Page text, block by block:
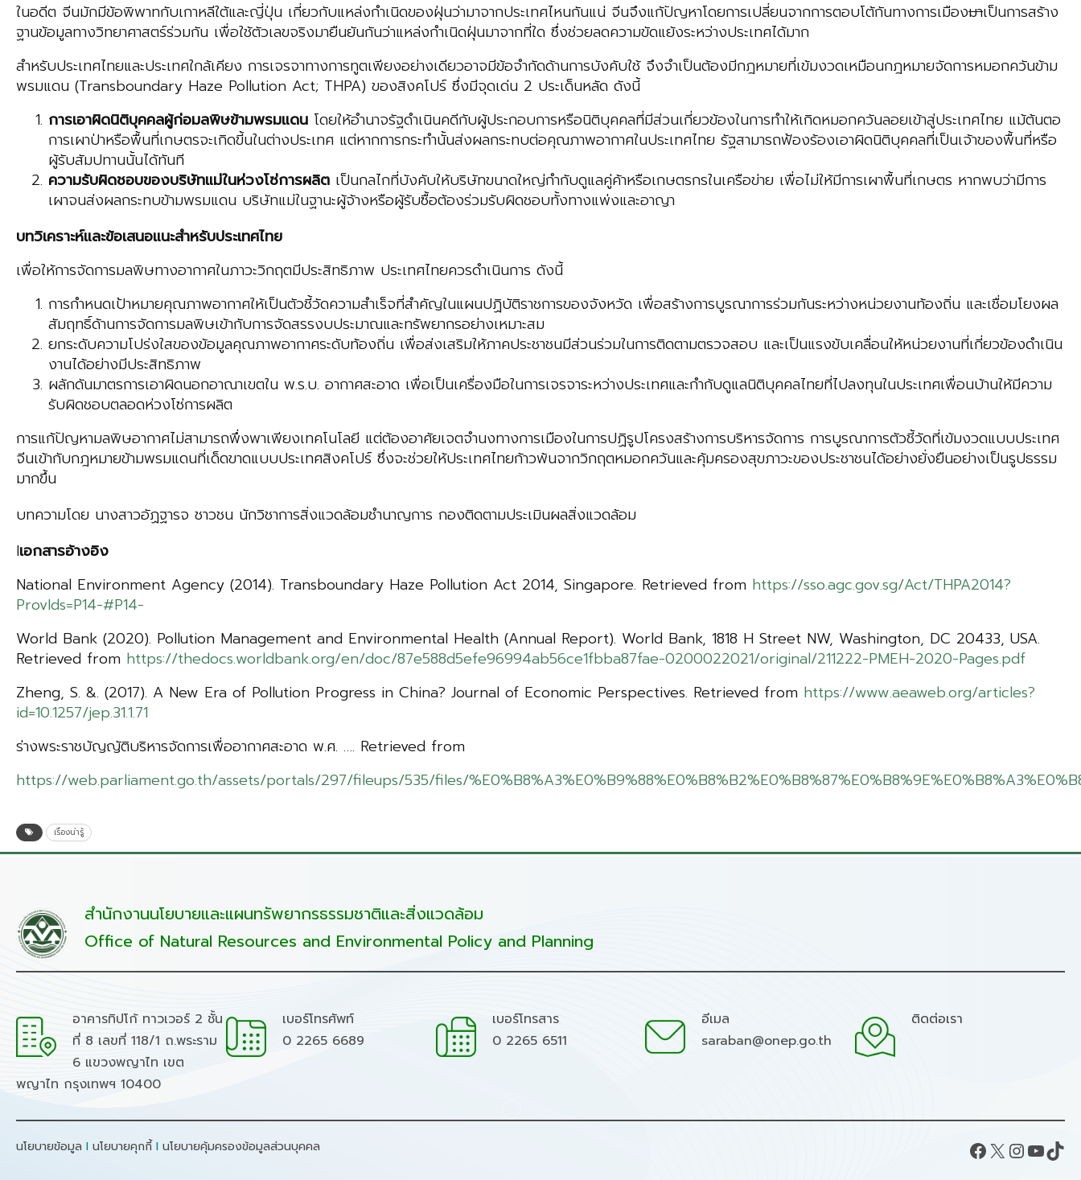
ในอดีต จีนมักมีข้อพิพาทกับเกาหลีใต้และญี่ปุ่น เกี่ยวกับแหล่งกำเนิดของฝุ่นว่ามาจากประเทศไหนกันแน่ จีนจึงแก้ปัญหาโดยการเปลี่ยนจากการตอบโต้กันทางการเมืองมาเป็นการสร้าง
ฐานข้อมูลทางวิทยาศาสตร์ร่วมกัน เพื่อใช้ตัวเลขจริงมายืนยันกันว่าแหล่งกำเนิดฝุ่นมาจากที่ใด ซึ่งช่วยลดความขัดแย้งระหว่างประเทศได้มาก
สำหรับประเทศไทยและประเทศใกล้เคียง การเจรจาทางการทูตเพียงอย่างเดียวอาจมีข้อจำกัดด้านการบังคับใช้ จึงจำเป็นต้องมีกฎหมายที่เข้มงวดเหมือนกฎหมายจัดการหมอกควันข้าม
พรมแดน (Transboundary Haze Pollution Act; THPA) ของสิงคโปร์ ซึ่งมีจุดเด่น 2 ประเด็นหลัด ดังนี้
การเอาผิดนิติบุคคลผู้ก่อมลพิษข้ามพรมแดน โดยให้อำนาจรัฐดำเนินคดีกับผู้ประกอบการหรือนิติบุคคลที่มีส่วนเกี่ยวข้องในการทำให้เกิดหมอกควันลอยเข้าสู่ประเทศไทย แม้ต้นตอ
การเผาป่าหรือพื้นที่เกษตรจะเกิดขี้นในต่างประเทศ แต่หากการกระทำนั้นส่งผลกระทบต่อคุณภาพอากาศในประเทศไทย รัฐสามารถฟ้องร้องเอาผิดนิติบุคคลที่เป็นเจ้าของพื้นที่หรือ
ผู้รับสัมปทานนั้นได้ทันที
ความรับผิดชอบของบริษัทแม่ในห่วงโซ่การผลิต เป็นกลไกที่บังคับให้บริษัทขนาดใหญ่กำกับดูแลคู่ค้าหรือเกษตรกรในเครือข่าย เพื่อไม่ให้มีการเผาพื้นที่เกษตร หากพบว่ามีการ
เผาจนส่งผลกระทบข้ามพรมแดน บริษัทแม่ในฐานะผู้จ้างหรือผู้รับซื้อต้องร่วมรับผิดชอบทั้งทางแพ่งและอาญา
บทวิเคราะห์และข้อเสนอแนะสำหรับประเทศไทย
เพื่อให้การจัดการมลพิษทางอากาศในภาวะวิกฤตมีประสิทธิภาพ ประเทศไทยควรดำเนินการ ดังนี้
การกำหนดเป้าหมายคุณภาพอากาศให้เป็นตัวชี้วัดความสำเร็จที่สำคัญในแผนปฏิบัติราชการของจังหวัด เพื่อสร้างการบูรณาการร่วมกันระหว่างหน่วยงานท้องถิ่น และเชื่อมโยงผล
สัมฤทธิ์ด้านการจัดการมลพิษเข้ากับการจัดสรรงบประมาณและทรัพยากรอย่างเหมาะสม
ยกระดับความโปร่งใสของข้อมูลคุณภาพอากาศระดับท้องถิ่น เพื่อส่งเสริมให้ภาคประชาชนมีส่วนร่วมในการติดตามตรวจสอบ และเป็นแรงขับเคลื่อนให้หน่วยงานที่เกี่ยวข้องดำเนิน
งานได้อย่างมีประสิทธิภาพ
ผลักดันมาตรการเอาผิดนอกอาณาเขตใน พ.ร.บ. อากาศสะอาด เพื่อเป็นเครื่องมือในการเจรจาระหว่างประเทศและกำกับดูแลนิติบุคคลไทยที่ไปลงทุนในประเทศเพื่อนบ้านให้มีความ
รับผิดชอบตลอดห่วงโซ่การผลิต
การแก้ปัญหามลพิษอากาศไม่สามารถพึ่งพาเพียงเทคโนโลยี แต่ต้องอาศัยเจตจำนงทางการเมืองในการปฏิรูปโครงสร้างการบริหารจัดการ การบูรณาการตัวชี้วัดที่เข้มงวดแบบประเทศ
จีนเข้ากับกฎหมายข้ามพรมแดนที่เด็ดขาดแบบประเทศสิงคโปร์ ซึ่งจะช่วยให้ประเทศไทยก้าวพ้นจากวิกฤตหมอกควันและคุ้มครองสุขภาวะของประชาชนได้อย่างยั่งยืนอย่างเป็นรูปธรรม
มากขึ้น
บทความโดย นางสาวอัฏฐารจ ชาวชน นักวิชาการสิ่งแวดล้อมชำนาญการ กองติดตามประเมินผลสิ่งแวดล้อม
Iเอกสารอ้างอิง
National Environment Agency (2014). Transboundary Haze Pollution Act 2014, Singapore. Retrieved from https://sso.agc.gov.sg/Act/THPA2014?
ProvIds=P14-#P14-
World Bank (2020). Pollution Management and Environmental Health (Annual Report). World Bank, 1818 H Street NW, Washington, DC 20433, USA.
Retrieved from https://thedocs.worldbank.org/en/doc/87e588d5efe96994ab56ce1fbba87fae-0200022021/original/211222-PMEH-2020-Pages.pdf
Zheng, S. &. (2017). A New Era of Pollution Progress in China? Journal of Economic Perspectives. Retrieved from https://www.aeaweb.org/articles?
id=10.1257/jep.31.1.71
ร่างพระราชบัญญัติบริหารจัดการเพื่ออากาศสะอาด พ.ศ. …. Retrieved from
https://web.parliament.go.th/assets/portals/297/fileups/535/files/
เรื่องน่ารู้
สำนักงานนโยบายและแผนทรัพยากรธรรมชาติและสิ่งแวดล้อม
Office of Natural Resources and Environmental Policy and Planning
อาคารทิปโก้ ทาวเวอร์ 2 ชั้น
ที่ 8 เลขที่ 118/1 ถ.พระราม
6 แขวงพญาไท เขต
พญาไท กรุงเทพฯ 10400
เบอร์โทรศัพท์
0 2265 6689
เบอร์โทรสาร
0 2265 6511
อีเมล
saraban@onep.go.th
ติดต่อเรา
นโยบายข้อมูล I นโยบายคุกกี้ I นโยบายคุ้มครองข้อมูลส่วนบุคคล Facebook X InstagramYouTube TikTok